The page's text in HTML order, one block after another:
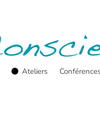
Ateliers